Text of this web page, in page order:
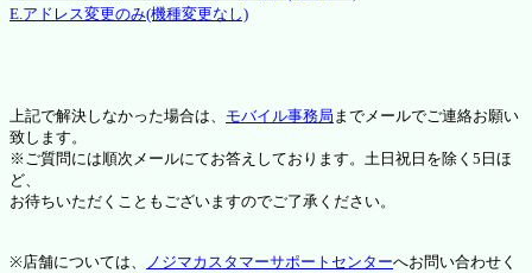
E.アドレス変更のみ(機種変更なし)
上記で解決しなかった場合は、 モバイル事務局 までメールでご連絡お願い
致します。
※ご質問には順次メールにてお答えしております。土日祝日を除く5日ほ
ど、
お待ちいただくこともございますのでご了承ください。
※店舗については、 ノジマカスタマーサポートセンターへお問い合わせく